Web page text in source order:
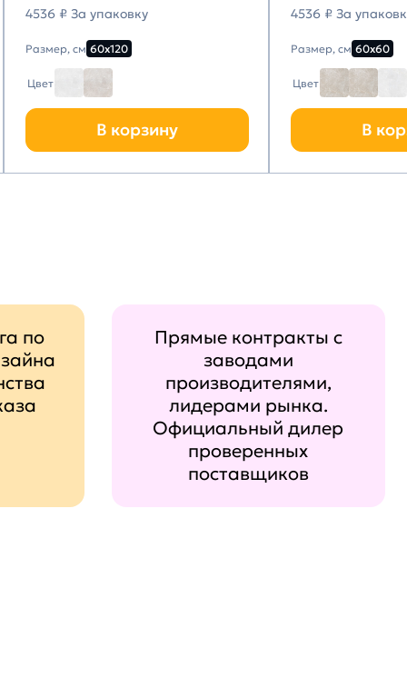
4536 ₽ За упаковку
Размер, см 60х120
Цвет
В корзину
4536 ₽ За
Размер, см 60х60
Цвет
В
по
Прямые контракты с
заводами
производителями,
лидерами рынка.
Официальный дилер
проверенных
поставщиков